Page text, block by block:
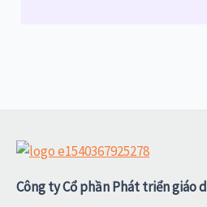
Công ty Cổ phần Phát triển giáo